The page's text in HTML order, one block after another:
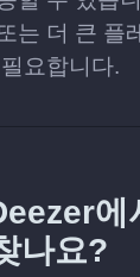
는 더 큰 플
요합니다.
에
나요?